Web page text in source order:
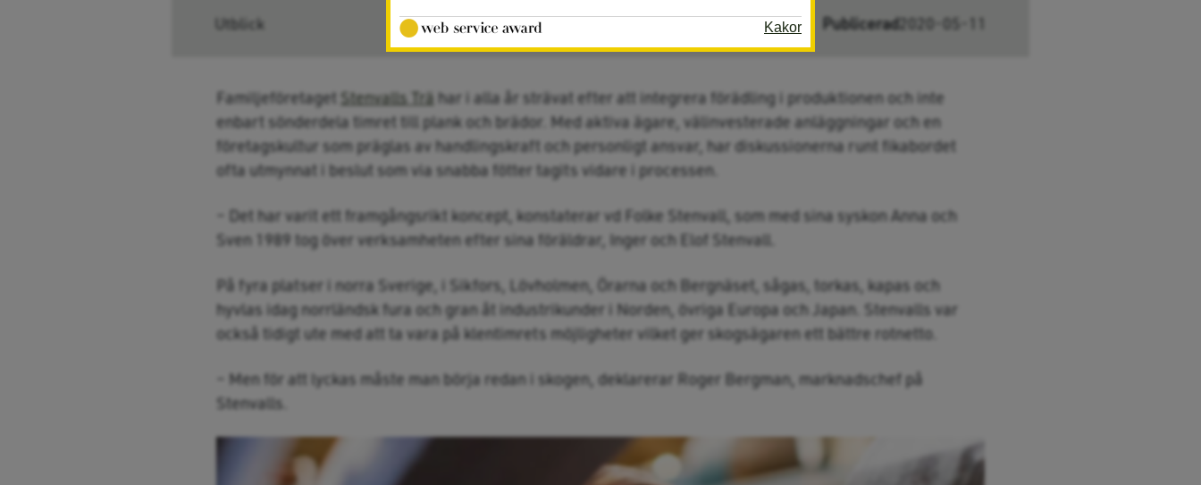
Utblick Publicerad2020-05-11
Familjeföretaget Stenvalls Trä har i alla år strävat efter att integrera förädling i produktionen och inte
enbart sönderdela timret till plank och brädor. Med aktiva ägare, välinvesterade anläggningar och en
företagskultur som präglas av handlingskraft och personligt ansvar, har diskussionerna runt fikabordet
ofta utmynnat i beslut som via snabba fötter tagits vidare i processen.
– Det har varit ett framgångsrikt koncept, konstaterar vd Folke Stenvall, som med sina syskon Anna och
Sven 1989 tog över verksamheten efter sina föräldrar, Inger och Elof Stenvall.
På fyra platser i norra Sverige, i Sikfors, Lövholmen, Örarna och Bergnäset, sågas, torkas, kapas och
hyvlas idag norrländsk fura och gran åt industrikunder i Norden, övriga Europa och Japan. Stenvalls var
också tidigt ute med att ta vara på klentimrets möjligheter vilket ger skogsägaren ett bättre rotnetto.
– Men för att lyckas måste man börja redan i skogen, deklarerar Roger Bergman, marknadschef på
Stenvalls.
Kakor